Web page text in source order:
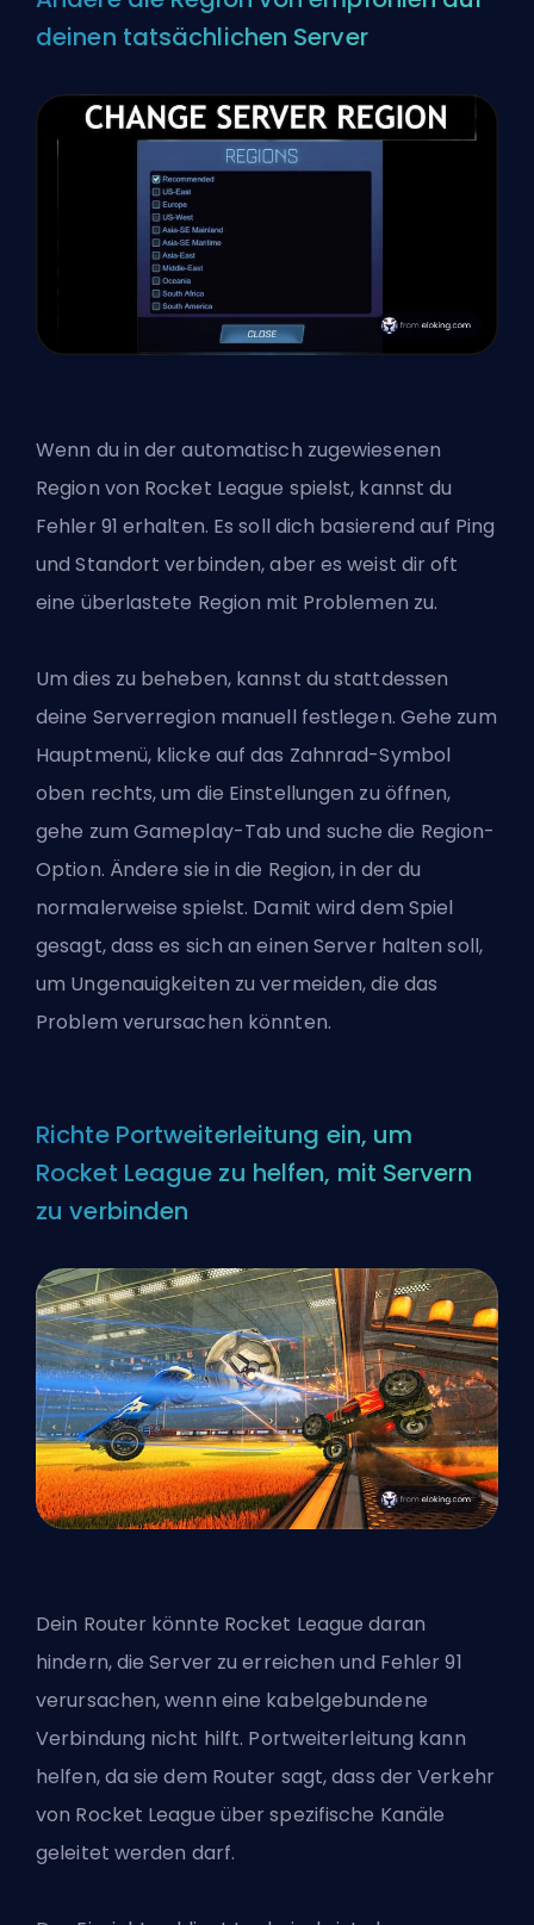
deinen tatsächlichen Server
Wenn du in der automatisch zugewiesenen
Region von Rocket League spielst, kannst du
Fehler 91 erhalten. Es soll dich basierend auf Ping
und Standort verbinden, aber es weist dir oft
eine überlastete Region mit Problemen zu.
Um dies zu beheben, kannst du stattdessen
deine Serverregion manuell festlegen. Gehe zum
Hauptmenü, klicke auf das Zahnrad-Symbol
oben rechts, um die Einstellungen zu öffnen,
gehe zum Gameplay-Tab und suche die Region-
Option. Ändere sie in die Region, in der du
normalerweise spielst. Damit wird dem Spiel
gesagt, dass es sich an einen Server halten soll,
um Ungenauigkeiten zu vermeiden, die das
Problem verursachen könnten.
Richte Portweiterleitung ein, um
Rocket League zu helfen, mit Servern
zu verbinden
Dein Router könnte Rocket League daran
hindern, die Server zu erreichen und Fehler 91
verursachen, wenn eine kabelgebundene
Verbindung nicht hilft. Portweiterleitung kann
helfen, da sie dem Router sagt, dass der Verkehr
von Rocket League über spezifische Kanäle
geleitet werden darf.